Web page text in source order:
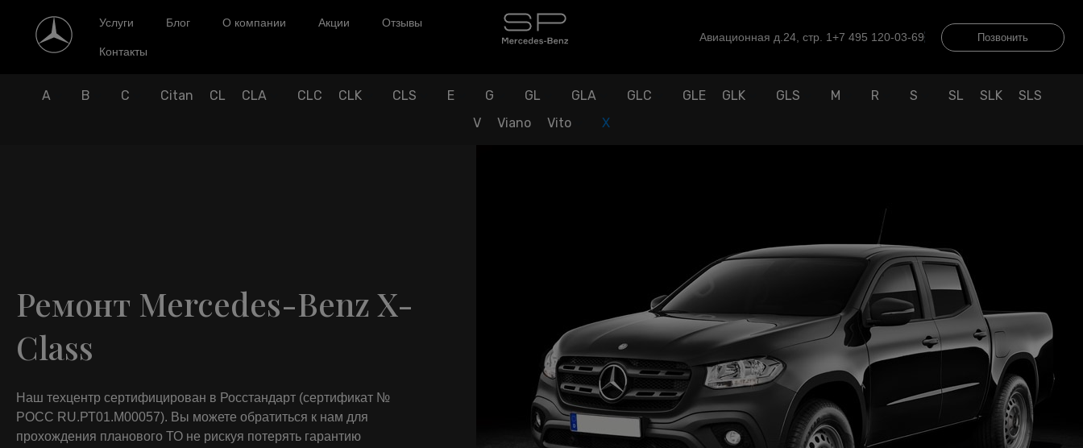
Услуги Блог О компании Акции Отзывы
Контакты
Авиационная д.24, стр. 1+7 495 120-03-69 Позвонить
A B C Citan CL CLA CLC CLK CLS E G GL GLA GLC GLE GLK GLS M R S SL SLK
SLS
V
Viano Vito X
Ремонт Mercedes-Benz X-
Class
Наш техцентр сертифицирован в Росстандарт (сертификат №
РОСС RU.РТ01.М00057). Вы можете обратиться к нам для
прохождения планового ТО не рискуя потерять гарантию